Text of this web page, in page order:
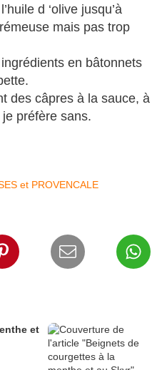
d ‘olive jusqu’à
mais pas trop
en bâtonnets
des câpres à la sauce, à
préfère sans.
et PROVENCALE
et